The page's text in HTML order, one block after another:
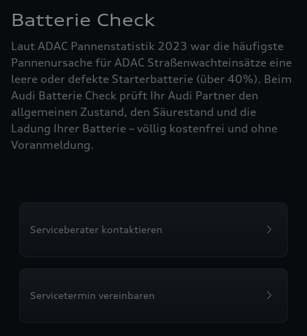
Batterie Check
Laut ADAC Pannenstatistik 2023 war die häufigste
Pannenursache für ADAC Straßenwachteinsätze eine
leere oder defekte Starterbatterie (über 40%). Beim
Audi Batterie Check prüft Ihr Audi Partner den
allgemeinen Zustand, den Säurestand und die
Ladung Ihrer Batterie – völlig kostenfrei und ohne
Voranmeldung.
Serviceberater kontaktieren
Servicetermin vereinbaren